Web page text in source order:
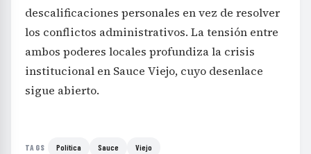
descalificaciones personales en vez de resolver
los conflictos administrativos. La tensión entre
ambos poderes locales profundiza la crisis
institucional en Sauce Viejo, cuyo desenlace
sigue abierto.
TAGS Política Sauce Viejo